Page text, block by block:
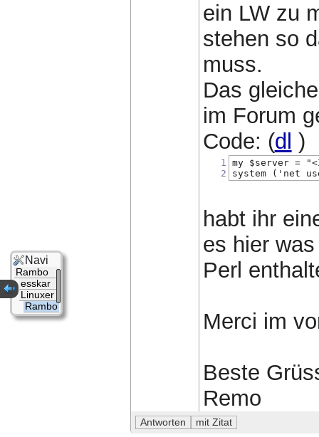
ein LW zu
stehen so
muss.
Das
im Forum
Code: (dl )
1
2
my $server =
system ('net
habt ihr
es hier
Perl
Merci im
Beste
Remo
Navi
Rambo
esskar
Linuxer
Rambo